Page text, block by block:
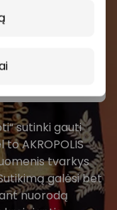
sutinki gauti
to AKROPOLIS
tvarkys
galėsi bet
nuorodą